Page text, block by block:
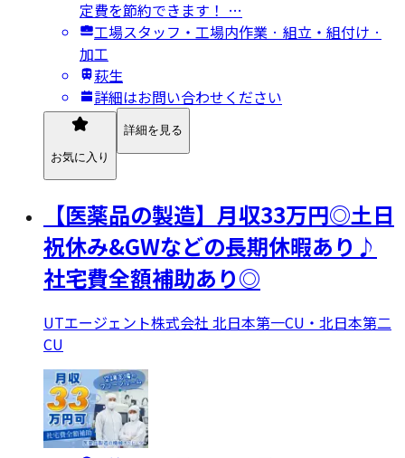
定費を節約できます！ …
工場スタッフ・工場内作業 · 組立・組付け ·
加工
萩生
詳細はお問い合わせください
お気に入り
詳細を見る
【医薬品の製造】月収33万円◎土日
祝休み&GWなどの長期休暇あり♪
社宅費全額補助あり◎
UTエージェント株式会社 北日本第一CU・北日本第二
CU